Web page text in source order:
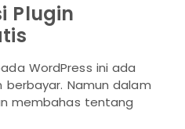
Plugin
WordPress ini ada
Namun dalam
membahas tentang